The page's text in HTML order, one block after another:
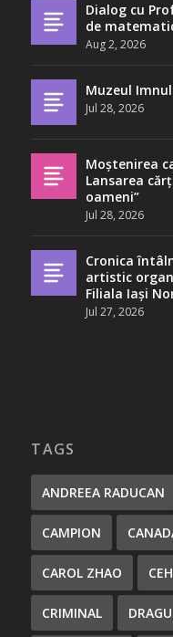
Dialog cu
de
Aug 2, 2026
Muzeul
Jul 28, 2026
Moștenirea
Lansarea
oameni”
Jul 28, 2026
Cronica
artistic
Filiala Iași
Jul 27, 2026
TAGS
ANDREEA RADUCAN
CAMPION
CAROL ZHAO
CRIMINAL